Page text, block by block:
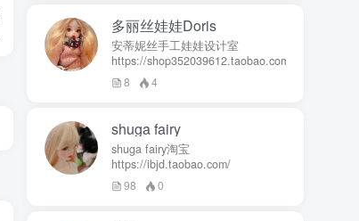
多丽丝娃娃Doris
安蒂妮丝手工娃娃设计室
https://shop352039612.taobao.com
8 4
shuga fairy
shuga fairy淘宝
https://ibjd.taobao.com/
98 0